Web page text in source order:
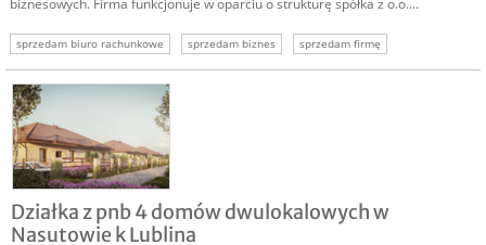
biznesowych. Firma funkcjonuje w oparciu o strukturę spółka z o.o....
sprzedam biuro rachunkowe sprzedam biznes
sprzedam firmę
sprzedam udziały biznes
Działka z pnb 4 domów dwulokalowych w
Nasutowie k Lublina